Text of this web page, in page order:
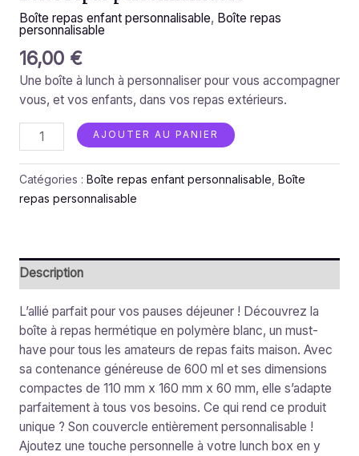
Boîte repas enfant personnalisable, Boîte repas
personnalisable
16,00 €
Une boîte à lunch à personnaliser pour vous accompagner
vous, et vos enfants, dans vos repas extérieurs.
AJOUTER AU PANIER
Catégories : Boîte repas enfant personnalisable Boîte
repas personnalisable
Description
L’allié parfait pour vos pauses déjeuner ! Découvrez la
boîte à repas hermétique en polymère blanc, un must-
have pour tous les amateurs de repas faits maison. Avec
sa contenance généreuse de 600 ml et ses dimensions
compactes de 110 mm x 160 mm x 60 mm, elle s’adapte
parfaitement à tous vos besoins. Ce qui rend ce produit
unique ? Son couvercle entièrement personnalisable !
Ajoutez une touche personnelle à votre lunch box en y